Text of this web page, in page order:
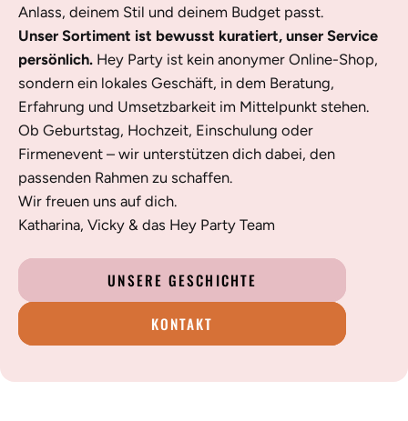
Anlass, deinem Stil und deinem Budget passt.
Unser Sortiment ist bewusst kuratiert, unser Service
persönlich. Hey Party ist kein anonymer Online-Shop,
sondern ein lokales Geschäft, in dem Beratung,
Erfahrung und Umsetzbarkeit im Mittelpunkt stehen.
Ob Geburtstag, Hochzeit, Einschulung oder
Firmenevent – wir unterstützen dich dabei, den
passenden Rahmen zu schaffen.
Wir freuen uns auf dich.
Katharina, Vicky & das Hey Party Team
UNSERE GESCHICHTE
KONTAKT